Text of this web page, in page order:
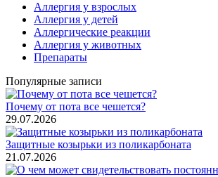
Аллергия у взрослых
Аллергия у детей
Аллергические реакции
Аллергия у животных
Препараты
Популярные записи
Почему от пота все чешется?
29.07.2026
Защитные козырьки из поликарбоната
21.07.2026